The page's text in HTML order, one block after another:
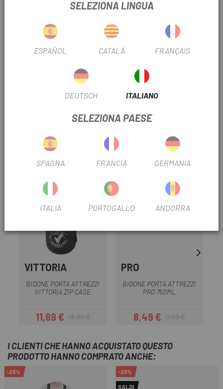
. Tecnologia unica di versamento rapido per un flusso
. Sempre fresco: costruzione a triplo strato per conservare
la freschezza per il doppio del tempo rispetto ad altre
RECENSIONI TRUSTED SHOPS
PRODOTTI SIMILI
VITTORIA
BIDONE PORTA ATTREZZI
VITTORIA ZIP CASE
Prezzo
11,89 €Prezzo base
13,99 €
PRO
BIDONE PORTA ATTREZZI
PRO 750ML
Prezzo
8,49 €Prezzo base
9,99 €
I CLIENTI CHE HANNO ACQUISTATO QUESTO
PRODOTTO HANNO COMPRATO ANCHE:
-25% -25%
SALDI
SELEZIONA LINGUA
ESPAÑOL CATALÀ FRANÇAIS
DEUTSCH ITALIANO
SELEZIONA PAESE
SPAGNA FRANCIA GERMANIA
ITALIA PORTOGALLO ANDORRA